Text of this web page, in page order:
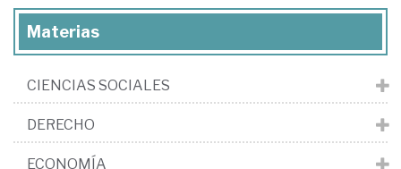
Materias
CIENCIAS SOCIALES
DERECHO
ECONOMÍA